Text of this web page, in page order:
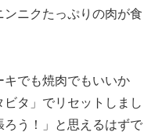
ニクたっぷりの肉が食
キでも焼肉でもいいか
タ」でリセットしまし
ろう！」と思えるはずで